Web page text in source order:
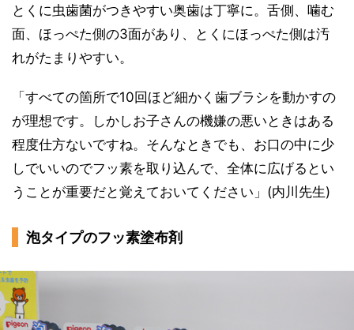
とくに虫歯菌がつきやすい奥歯は丁寧に。舌側、噛む
面、ほっぺた側の3面があり、とくにほっぺた側は汚
れがたまりやすい。
「すべての箇所で10回ほど細かく歯ブラシを動かすの
が理想です。しかしお子さんの機嫌の悪いときはある
程度仕方ないですね。そんなときでも、お口の中に少
しでいいのでフッ素を取り込んで、全体に広げるとい
うことが重要だと覚えておいてください」(内川先生)
泡タイプのフッ素塗布剤